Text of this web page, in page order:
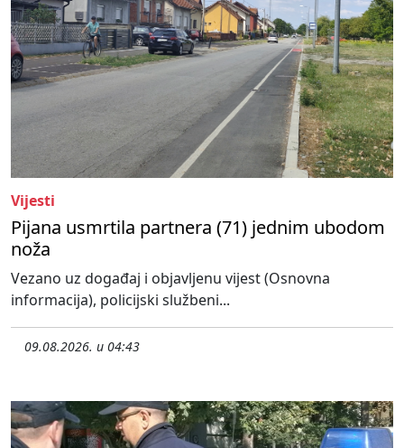
Vijesti
Pijana usmrtila partnera (71) jednim ubodom
noža
Vezano uz događaj i objavljenu vijest (Osnovna
informacija), policijski službeni...
09.08.2026. u 04:43